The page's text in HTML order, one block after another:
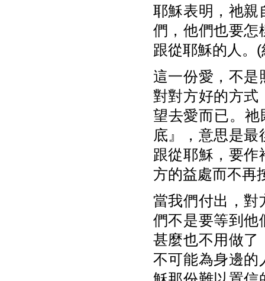
耶穌表明，祂親
們，他們也要怎
跟從耶穌的人。
這一份愛，不是
對對方好的方式
望去愛而已。
底』，意思是
跟從耶穌，要作
方的益處而不再
當我們付出，對
們不是要等到他
甚麼也不用做了
不可能為身邊的